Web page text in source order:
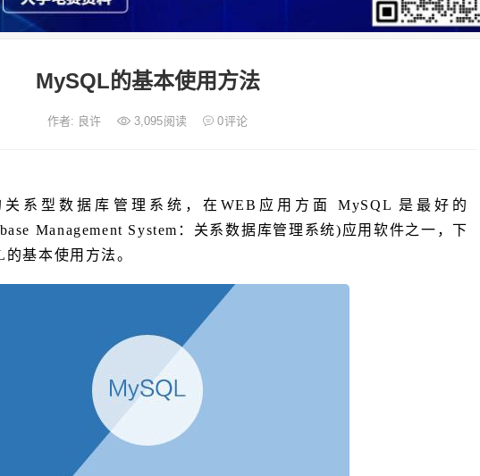
MySQL的基本使用方法
作者: 良许 3,095阅读 0评论
关系型数据库管理系统，在WEB应用方面 MySQL 是最好的
Management System：关系数据库管理系统)应用软件之一，下
基本使用方法。